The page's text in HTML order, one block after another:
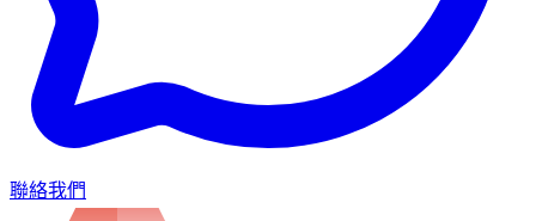
聯絡我們